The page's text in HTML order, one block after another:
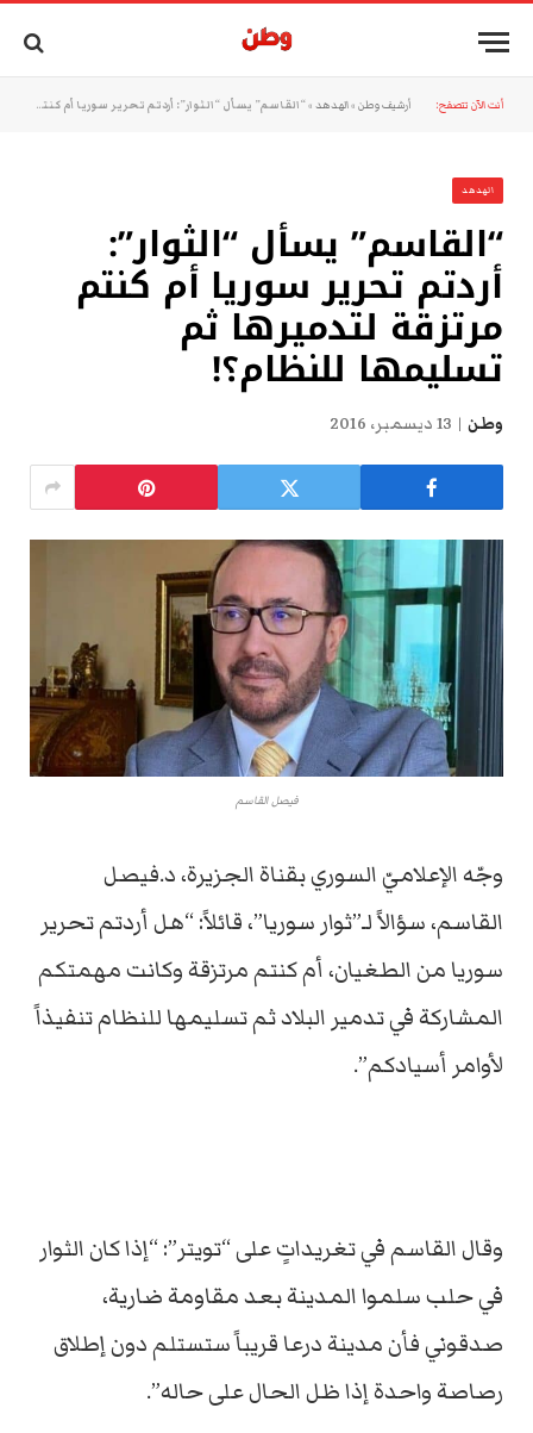
أنت الآن تتصفح: أرشيف وطن »الهدهد »“القاسم” يسأل “الثوار”: أردتم تحرير سوريا أم كنتم مرتزقة لتدميرها ثم تسليمها للنظام؟!
الهدهد
“القاسم” يسأل “الثوار”:
أردتم تحرير سوريا أم كنتم
مرتزقة لتدميرها ثم
تسليمها للنظام؟!
وطن 13 ديسمبر، 2016
فيصل القاسم
وجّه الإعلاميّ السوري بقناة الجزيرة، د.فيصل
القاسم، سؤالاً لـ”ثوار سوريا”، قائلاً: “هل أردتم تحرير
سوريا من الطغيان، أم كنتم مرتزقة وكانت مهمتكم
المشاركة في تدمير البلاد ثم تسليمها للنظام تنفيذاً
لأوامر أسيادكم”.
وقال القاسم في تغريداتٍ على “تويتر”: “إذا كان الثوار
في حلب سلموا المدينة بعد مقاومة ضارية،
صدقوني فأن مدينة درعا قريباً ستستلم دون إطلاق
رصاصة واحدة إذا ظل الحال على حاله”.